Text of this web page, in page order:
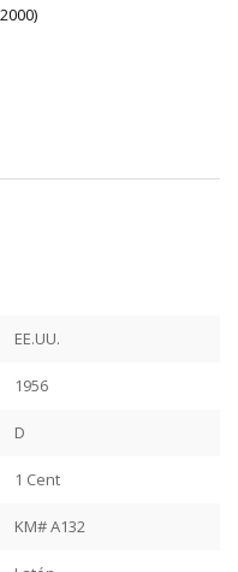
EE.UU.
1956
D
1 Cent
KM# A132